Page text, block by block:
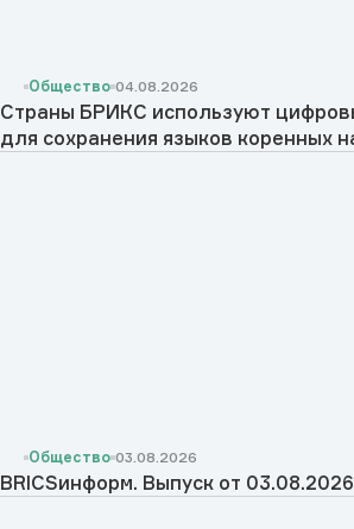
Общество 04.08.2026
Страны БРИКС используют
для сохранения языков коренных
Общество 03.08.2026
BRICSинформ. Выпуск от 03.08.2026